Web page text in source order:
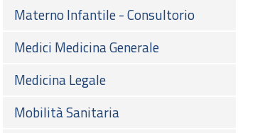
Materno Infantile - Consultorio
Medici Medicina Generale
Medicina Legale
Mobilità Sanitaria